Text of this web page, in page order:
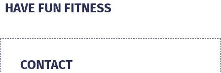
HAVE FUN FITNESS
CONTACT